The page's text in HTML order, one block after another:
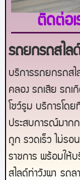
ติดต่อเ
รถยกรถสไล
บริการรถยกรถสไ
คลอง รถเสีย รถ
โชว์รูม บริการโด
ประสบการณ์มากก
ถูก รวดเร็ว ไม่รอ
ราชการ พร้อมให้
สไลด์ท่าวังผา รถล